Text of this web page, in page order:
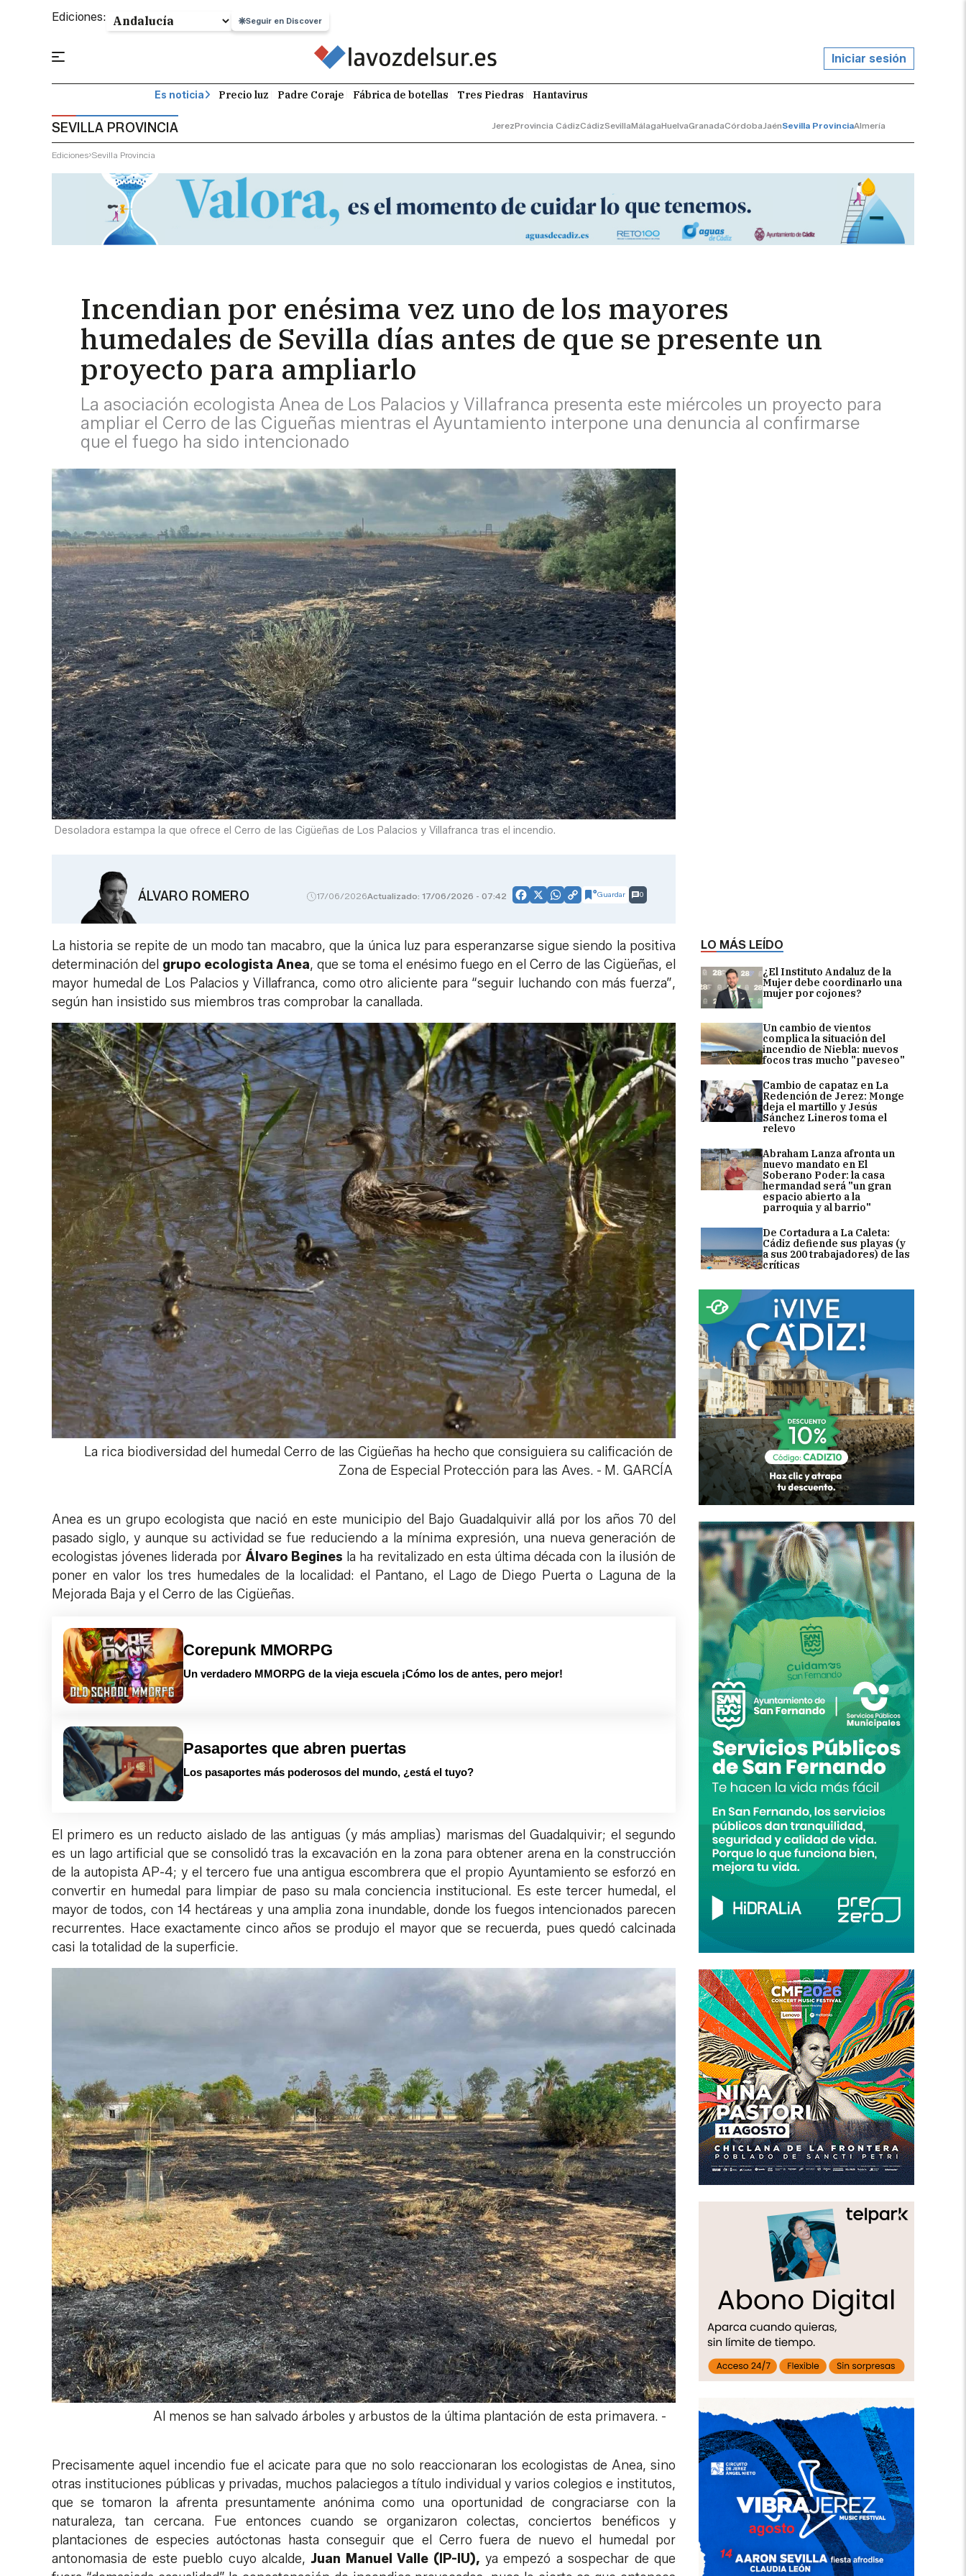
Ediciones: Seguir en Discover
Iniciar sesión
Es noticia Precio luz Padre Coraje Fábrica de botellas Tres Piedras Hantavirus
SEVILLA PROVINCIA JerezProvincia CádizCádizSevillaMálagaHuelvaGranadaCórdobaJaénSevilla ProvinciaAlmería
Ediciones Sevilla Provincia
Incendian por enésima vez uno de los mayores
humedales de Sevilla días antes de que se presente un
proyecto para ampliarlo
La asociación ecologista Anea de Los Palacios y Villafranca presenta este miércoles un proyecto para
ampliar el Cerro de las Cigueñas mientras el Ayuntamiento interpone una denuncia al confirmarse
que el fuego ha sido intencionado
LO MÁS LEÍDO
¿El Instituto Andaluz de la
Mujer debe coordinarlo una
mujer por cojones?
Un cambio de vientos
complica la situación del
incendio de Niebla: nuevos
focos tras mucho "paveseo"
Cambio de capataz en La
Redención de Jerez: Monge
deja el martillo y Jesús
Sánchez Lineros toma el
relevo
Abraham Lanza afronta un
nuevo mandato en El
Soberano Poder: la casa
hermandad será "un gran
espacio abierto a la
parroquia y al barrio"
De Cortadura a La Caleta:
Cádiz defiende sus playas (y
a sus 200 trabajadores) de las
críticas
Desoladora estampa la que ofrece el Cerro de las Cigüeñas de Los Palacios y Villafranca tras el incendio.
ÁLVARO ROMERO 17/06/2026Actualizado: 17/06/2026 - 07:42 Facebook
X WhatsApp
CopyGuardar 0
La historia se repite de un modo tan macabro, que la única luz para esperanzarse sigue siendo la positiva
determinación del grupo ecologista Anea, que se toma el enésimo fuego en el Cerro de las Cigüeñas, el
mayor humedal de Los Palacios y Villafranca, como otro aliciente para “seguir luchando con más fuerza”,
según han insistido sus miembros tras comprobar la canallada.
La rica biodiversidad del humedal Cerro de las Cigüeñas ha hecho que consiguiera su calificación de
Zona de Especial Protección para las Aves. - M. GARCÍA
Anea es un grupo ecologista que nació en este municipio del Bajo Guadalquivir allá por los años 70 del
pasado siglo, y aunque su actividad se fue reduciendo a la mínima expresión, una nueva generación de
ecologistas jóvenes liderada por Álvaro Begines la ha revitalizado en esta última década con la ilusión de
poner en valor los tres humedales de la localidad: el Pantano, el Lago de Diego Puerta o Laguna de la
Mejorada Baja y el Cerro de las Cigüeñas.
Corepunk MMORPG
Un verdadero MMORPG de la vieja escuela ¡Cómo los de antes, pero mejor!
Pasaportes que abren puertas
Los pasaportes más poderosos del mundo, ¿está el tuyo?
El primero es un reducto aislado de las antiguas (y más amplias) marismas del Guadalquivir; el segundo
es un lago artificial que se consolidó tras la excavación en la zona para obtener arena en la construcción
de la autopista AP-4; y el tercero fue una antigua escombrera que el propio Ayuntamiento se esforzó en
convertir en humedal para limpiar de paso su mala conciencia institucional. Es este tercer humedal, el
mayor de todos, con 14 hectáreas y una amplia zona inundable, donde los fuegos intencionados parecen
recurrentes. Hace exactamente cinco años se produjo el mayor que se recuerda, pues quedó calcinada
casi la totalidad de la superficie.
Al menos se han salvado árboles y arbustos de la última plantación de esta primavera. -
Precisamente aquel incendio fue el acicate para que no solo reaccionaran los ecologistas de Anea, sino
otras instituciones públicas y privadas, muchos palaciegos a título individual y varios colegios e institutos,
que se tomaron la afrenta presuntamente anónima como una oportunidad de congraciarse con la
naturaleza, tan cercana. Fue entonces cuando se organizaron colectas, conciertos benéficos y
plantaciones de especies autóctonas hasta conseguir que el Cerro fuera de nuevo el humedal por
antonomasia de este pueblo cuyo alcalde, Juan Manuel Valle (IP-IU), ya empezó a sospechar de que